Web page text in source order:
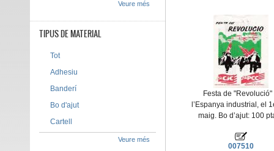
Festa de "Revolució"
l’Espanya industrial, el
maig. Bo d’ajut: 100
007510
Veure més
TIPUS DE MATERIAL
Tot
Adhesiu
Banderí
Bo d'ajut
Cartell
Veure més